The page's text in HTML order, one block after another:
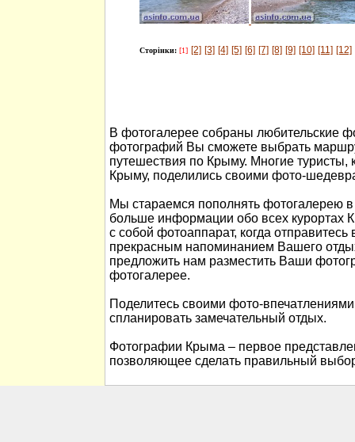
Сторінки: [1] [2] [3] [4] [5] [6] [7] [8] [9] [10] [11] [12]
В фотогалерее собраны любительские
фотографий Вы сможете выбрать
путешествия по Крыму. Многие туристы,
Крыму, поделились своими фото-
Мы стараемся пополнять фотогалерею
больше информации обо всех курортах
с собой фотоаппарат, когда
прекрасным напоминанием Вашего
предложить нам разместить Ваши
фотогалерее.
Поделитесь своими фото-
спланировать замечательный отдых.
Фотографии Крыма – первое
позволяющее сделать правильный